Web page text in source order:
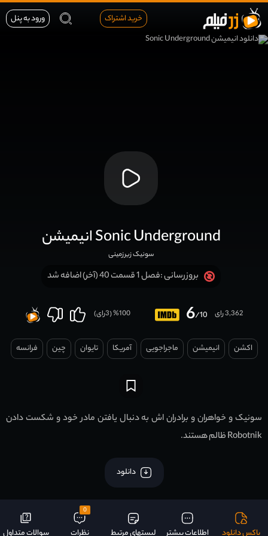
خرید اشتراک ورود به پنل
انیمیشن Sonic Underground
سونیک زیرزمینی
بروزرسانی :فصل 1 قسمت 40 (آخر) اضافه شد
6/10 3,362 رای 100
% (
3رای)
اکشن انیمیشن ماجراجویی آمریکا تایوان چين فرانسه
سونیک و خواهران و برادران اش به دنبال یافتن مادر خود و شکست دادن
Robotnik ظالم هستند.
دانلود
0